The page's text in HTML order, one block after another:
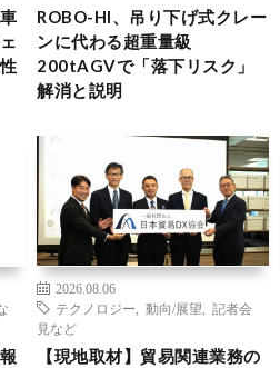
ROBO-HI、吊り下げ式クレー
ンに代わる超重量級
200tAGVで「落下リスク」
解消と説明
2026.08.06
テクノロジー
動向/展望
記者会
見など
【現地取材】貿易関連業務の